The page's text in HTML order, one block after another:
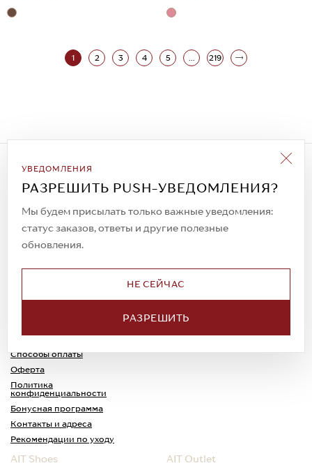
1 2 3 4 5 ... 219
УВЕДОМЛЕНИЯ
РАЗРЕШИТЬ PUSH-УВЕДОМЛЕНИЯ?
Мы будем присылать только важные уведомления:
статус заказов, ответы и другие полезные
обновления.
НЕ СЕЙЧАС
РАЗРЕШИТЬ
Подписаться на рассылку
Всегда будьте в курсе новых акций и
спецпредложений!
© 2023. AIT Shoes
Все права защищены
Доставка
Способы оплаты
Оферта
Политика
конфиденциальности
Обмен и возврат
Каспи-Ред
Бонусная программа
Контакты и адреса
Рекомендации по уходу
AIT Shoes AIT Outlet